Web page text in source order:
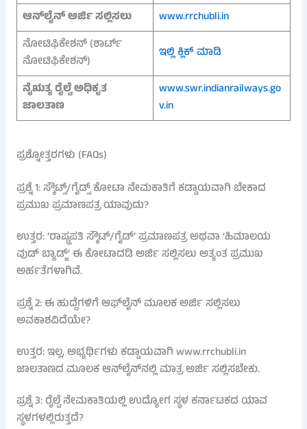
ಆನ್‌ಲೈನ್ ಅರ್ಜಿ ಸಲ್ಲಿಸಲು
www.rrchubli.in
ನೋಟಿಫಿಕೇಶನ್ (ಶಾರ್ಟ್
ನೋಟಿಫಿಕೇಶನ್)
ಇಲ್ಲಿ ಕ್ಲಿಕ್ ಮಾಡಿ
ನೈಋತ್ಯ ರೈಲ್ವೆ ಅಧಿಕೃತ
ಜಾಲತಾಣ
www.swr.indianrailways.go
v.in
ಪ್ರಶ್ನೋತ್ತರಗಳು (FAQs)
ಪ್ರಶ್ನೆ 1: ಸ್ಕೌಟ್ಸ್‌/ಗೈಡ್ಸ್‌ ಕೋಟಾ ನೇಮಕಾತಿಗೆ ಕಡ್ಡಾಯವಾಗಿ ಬೇಕಾದ
ಪ್ರಮುಖ ಪ್ರಮಾಣಪತ್ರ ಯಾವುದು?
ಉತ್ತರ: ‘ರಾಷ್ಟ್ರಪತಿ ಸ್ಕೌಟ್/ಗೈಡ್’ ಪ್ರಮಾಣಪತ್ರ ಅಥವಾ ‘ಹಿಮಾಲಯ
ವುಡ್ ಬ್ಯಾಡ್ಜ್’ ಈ ಕೋಟಾದಡಿ ಅರ್ಜಿ ಸಲ್ಲಿಸಲು ಅತ್ಯಂತ ಪ್ರಮುಖ
ಅರ್ಹತೆಗಳಾಗಿವೆ.
ಪ್ರಶ್ನೆ 2: ಈ ಹುದ್ದೆಗಳಿಗೆ ಆಫ್‌ಲೈನ್ ಮೂಲಕ ಅರ್ಜಿ ಸಲ್ಲಿಸಲು
ಅವಕಾಶವಿದೆಯೇ?
ಉತ್ತರ: ಇಲ್ಲ, ಅಭ್ಯರ್ಥಿಗಳು ಕಡ್ಡಾಯವಾಗಿ www.rrchubli.in
ಜಾಲತಾಣದ ಮೂಲಕ ಆನ್‌ಲೈನ್‌ನಲ್ಲಿ ಮಾತ್ರ ಅರ್ಜಿ ಸಲ್ಲಿಸಬೇಕು.
ಪ್ರಶ್ನೆ 3: ರೈಲ್ವೆ ನೇಮಕಾತಿಯಲ್ಲಿ ಉದ್ಯೋಗ ಸ್ಥಳ ಕರ್ನಾಟಕದ ಯಾವ
ಸ್ಥಳಗಳಲ್ಲಿರುತ್ತದೆ?